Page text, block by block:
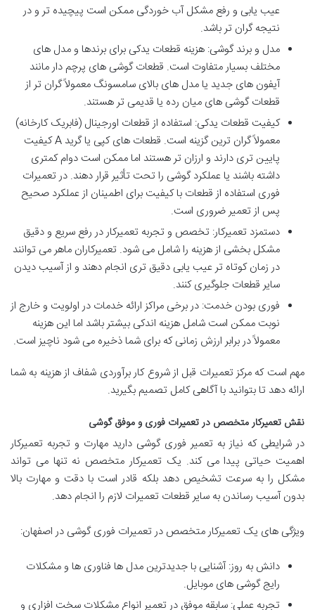
عیب یابی و رفع مشکل آب خوردگی ممکن است پیچیده تر و در
نتیجه گران تر باشد.
مدل و برند گوشی: هزینه قطعات یدکی برای برندها و مدل های
مختلف بسیار متفاوت است. قطعات گوشی های پرچم دار مانند
آیفون های جدید یا مدل های بالای سامسونگ معمولاً گران تر از
قطعات گوشی های میان رده یا قدیمی تر هستند.
کیفیت قطعات یدکی: استفاده از قطعات اورجینال (فابریک کارخانه)
معمولاً گران ترین گزینه است. قطعات های کپی یا گرید A کیفیت
پایین تری دارند و ارزان تر هستند اما ممکن است دوام کمتری
داشته باشند یا عملکرد گوشی را تحت تأثیر قرار دهند. در تعمیرات
فوری استفاده از قطعات با کیفیت برای اطمینان از عملکرد صحیح
پس از تعمیر ضروری است.
دستمزد تعمیرکار: تخصص و تجربه تعمیرکار در رفع سریع و دقیق
مشکل بخشی از هزینه را شامل می شود. تعمیرکاران ماهر می توانند
در زمان کوتاه تر عیب یابی دقیق تری انجام دهند و از آسیب دیدن
سایر قطعات جلوگیری کنند.
فوری بودن خدمت: در برخی مراکز ارائه خدمات در اولویت و خارج از
نوبت ممکن است شامل هزینه اندکی بیشتر باشد اما این هزینه
معمولاً در برابر ارزش زمانی که برای شما ذخیره می شود ناچیز است.
مهم است که مرکز تعمیرات قبل از شروع کار برآوردی شفاف از هزینه به شما
ارائه دهد تا بتوانید با آگاهی کامل تصمیم بگیرید.
نقش تعمیرکار متخصص در تعمیرات فوری و موفق گوشی
در شرایطی که نیاز به تعمیر فوری گوشی دارید مهارت و تجربه تعمیرکار
اهمیت حیاتی پیدا می کند. یک تعمیرکار متخصص نه تنها می تواند
مشکل را به سرعت تشخیص دهد بلکه قادر است با دقت و مهارت بالا
بدون آسیب رساندن به سایر قطعات تعمیرات لازم را انجام دهد.
ویژگی های یک تعمیرکار متخصص در تعمیرات فوری گوشی در اصفهان:
دانش به روز: آشنایی با جدیدترین مدل ها فناوری ها و مشکلات
رایج گوشی های موبایل.
تجربه عملی: سابقه موفق در تعمیر انواع مشکلات سخت افزاری و